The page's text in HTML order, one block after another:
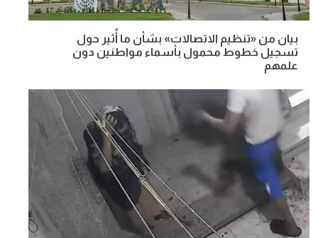
بيان من «تنظيم الاتصالات» بشأن ما أُثير حول
تسجيل خطوط محمول بأسماء مواطنين دون
علمهم